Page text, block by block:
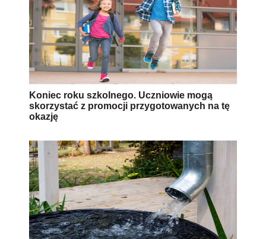
Koniec roku szkolnego. Uczniowie mogą
skorzystać z promocji przygotowanych na tę
okazję